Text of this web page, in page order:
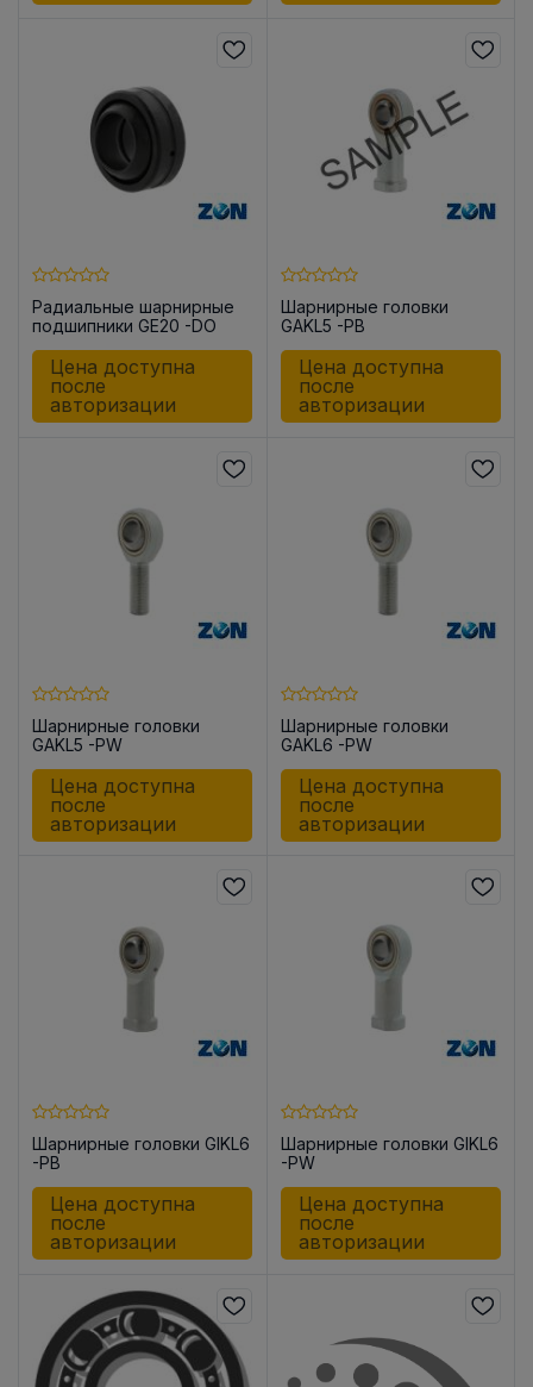
Радиальные шарнирные
подшипники GE20 -DO
Цена доступна
после
авторизации
Шарнирные головки
GAKL5 -PB
Цена доступна
после
авторизации
Шарнирные головки
GAKL5 -PW
Цена доступна
после
авторизации
Шарнирные головки
GAKL6 -PW
Цена доступна
после
авторизации
Шарнирные головки GIKL6
-PB
Цена доступна
после
авторизации
Шарнирные головки GIKL6
-PW
Цена доступна
после
авторизации